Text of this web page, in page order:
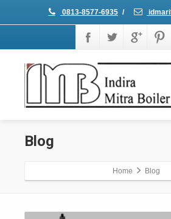
0813-8577-6935 /
Blog
Home Blog